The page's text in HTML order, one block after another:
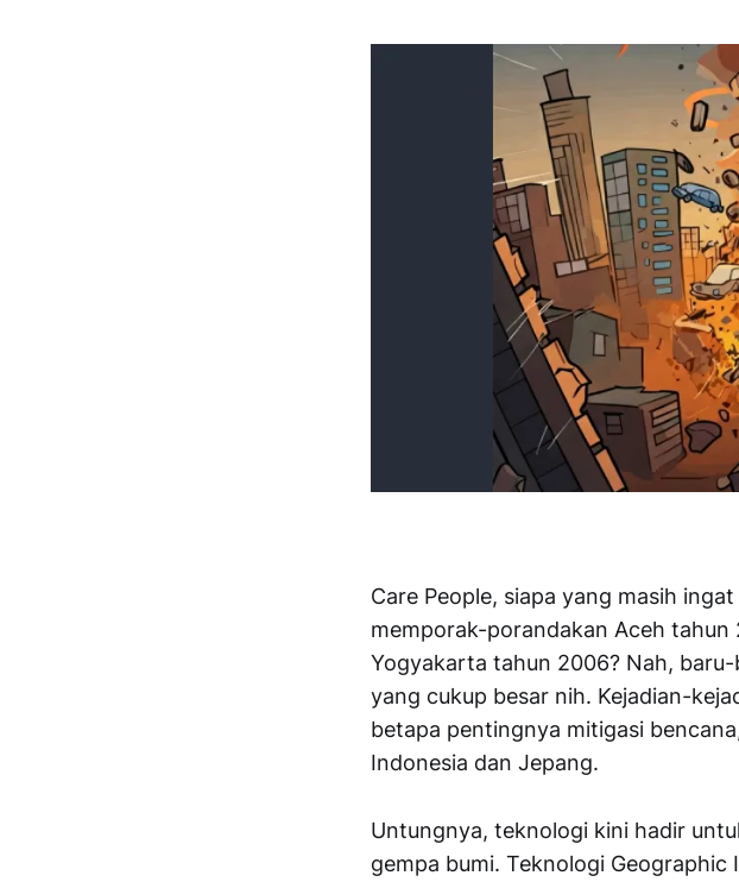
Care People, siapa yang masih
memporak-porandakan Aceh
Yogyakarta tahun 2006? Nah,
yang cukup besar nih. Kejadian-
betapa pentingnya mitigasi
Indonesia dan Jepang.
Untungnya, teknologi kini hadir
gempa bumi. Teknologi